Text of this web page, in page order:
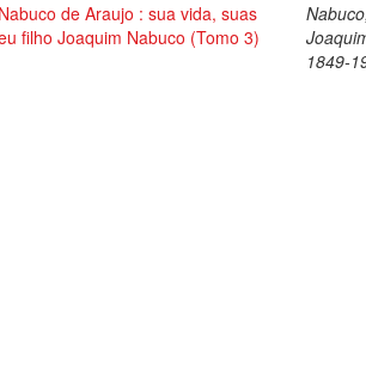
de Araujo : sua vida, suas
filho Joaquim Nabuco (Tomo 3)
Nabuco,
1849-